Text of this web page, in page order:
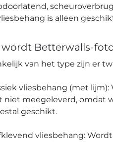
is alleen
wordt Betterwalls-
van het type zijn er
vliesbehang (met
niet meegeleverd, omdat
geschikt.
vliesbehang: